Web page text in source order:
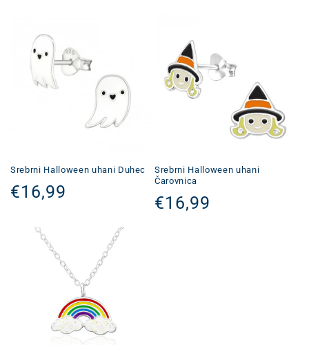
Srebrni Halloween uhani Duhec
Redna
€16,99
Srebrni Halloween uhani
Čarovnica
Redna
€16,99